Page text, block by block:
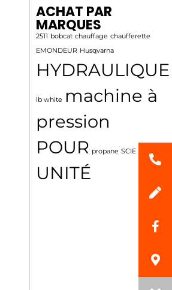
ACHAT PAR
MARQUES
2511 bobcat chauffage chaufferette
EMONDEUR Husqvarna
HYDRAULIQUE
lb white machine à
pression
POUR propane SCIE
UNITÉ